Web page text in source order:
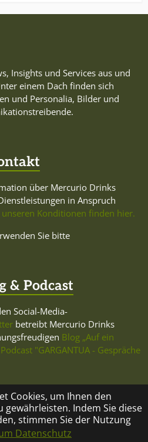
Cookies, um Ihnen den
gewährleisten. Indem Sie diese
stimmen Sie der Nutzung
Datenschutz
Insights und Services aus und
einem Dach finden sich
und Personalia, Bilder und
über Mercurio Drinks
in Anspruch
unseren Konditionen finden hier.
Sie bitte
& Podcast
Social-Media-
betreibt Mercurio Drinks
Blog „Auf ein
Podcast "GARGANTUA - Gespräche
DRINKS
IMPRESSUM